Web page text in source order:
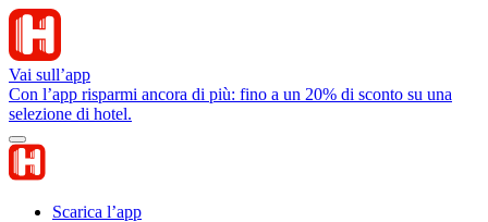
Vai sull’app
Con l’app risparmi ancora di più: fino a un 20% di sconto su una
selezione di hotel.
Scarica l’app